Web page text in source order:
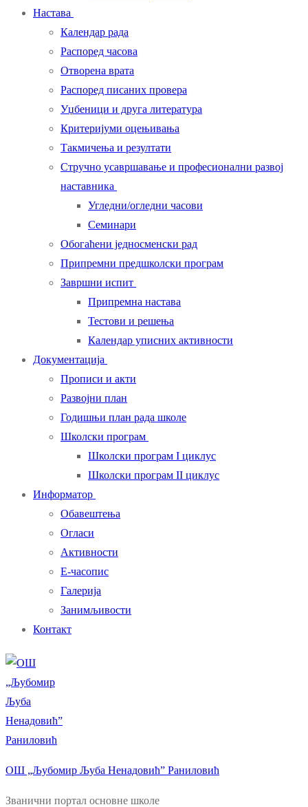
Настава
Календар рада
Распоред часова
Отворена врата
Распоред писаних провера
Уџбеници и друга литература
Критеријуми оцењивања
Такмичења и резултати
Стручно усавршавање и професионални развој
наставника
Угледни/огледни часови
Семинари
Обогаћени једносменски рад
Припремни предшколски програм
Завршни испит
Припремна настава
Тестови и решења
Календар уписних активности
Документација
Прописи и акти
Развојни план
Годишњи план рада школе
Школски програм
Школски програм I циклус
Школски програм II циклус
Информатор
Обавештења
Огласи
Активности
Е-часопис
Галерија
Занимљивости
Контакт
ОШ „Љубомир Љуба Ненадовић” Раниловић
Званични портал основне школе